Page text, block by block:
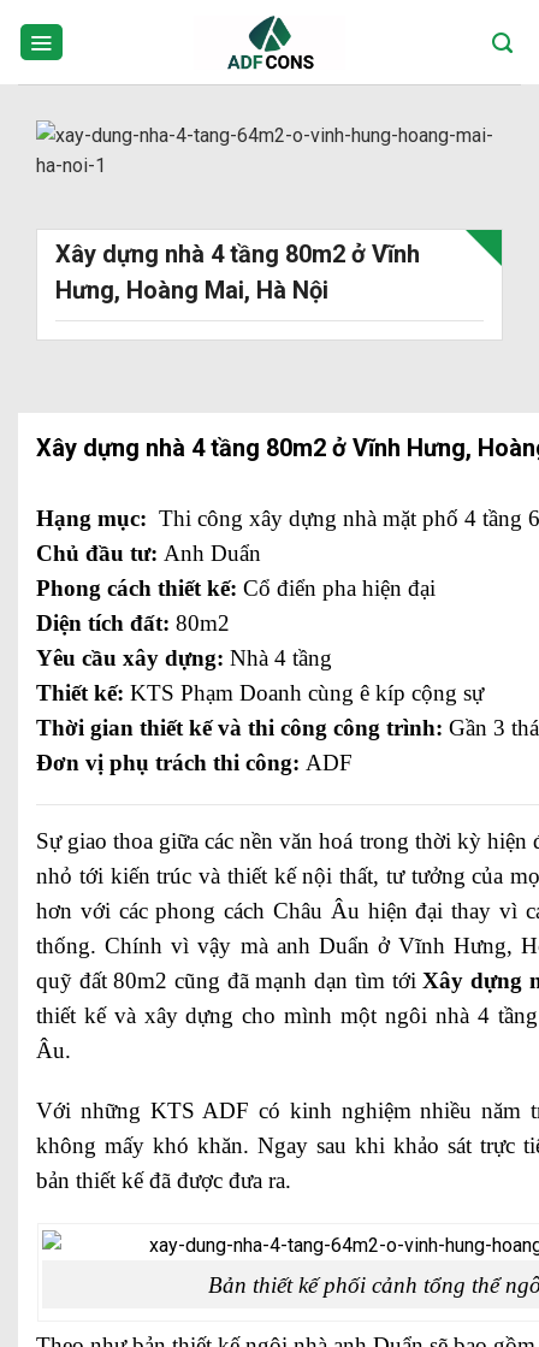
Xây dựng nhà 4 tầng 80m2 ở Vĩnh
Hưng, Hoàng Mai, Hà Nội
Xây dựng nhà 4 tầng 80m2 ở Vĩnh Hưng,
Hạng mục: Thi công xây dựng nhà mặt phố 4 tầng
Chủ đầu tư: Anh Duẩn
Phong cách thiết kế: Cổ điển pha hiện đại
Diện tích đất: 80m2
Yêu cầu xây dựng: Nhà 4 tầng
Thiết kế: KTS Phạm Doanh cùng ê kíp cộng sự
Thời gian thiết kế và thi công công trình: Gần 3
Đơn vị phụ trách thi công: ADF
Sự giao thoa giữa các nền văn hoá trong thời kỳ hiện
nhỏ tới kiến trúc và thiết kế nội thất, tư tưởng của
hơn với các phong cách Châu Âu hiện đại thay vì
thống. Chính vì vậy mà anh Duẩn ở Vĩnh Hưng,
quỹ đất 80m2 cũng đã mạnh dạn tìm tớiXây dựng
thiết kế và xây dựng cho mình một ngôi nhà 4
Âu.
Với những KTS ADF có kinh nghiệm nhiều năm
không mấy khó khăn. Ngay sau khi khảo sát trực
bản thiết kế đã được đưa ra.
Bản thiết kế phối cảnh tổng thể